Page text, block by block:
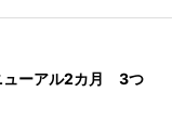
ューアル2カ月 3つ